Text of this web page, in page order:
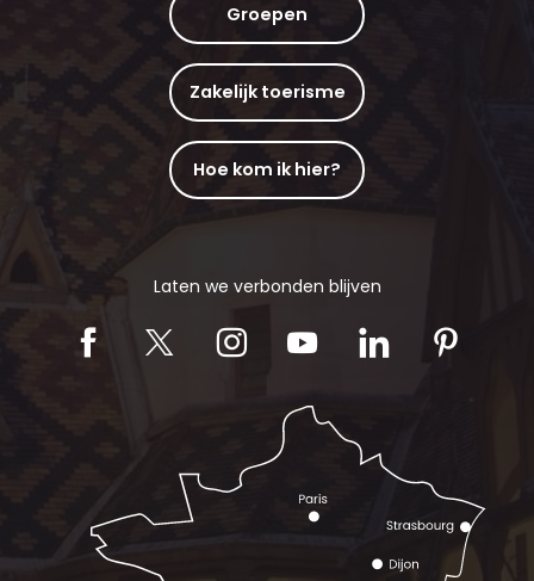
Groepen
Zakelijk toerisme
Hoe kom ik hier?
Laten we verbonden blijven